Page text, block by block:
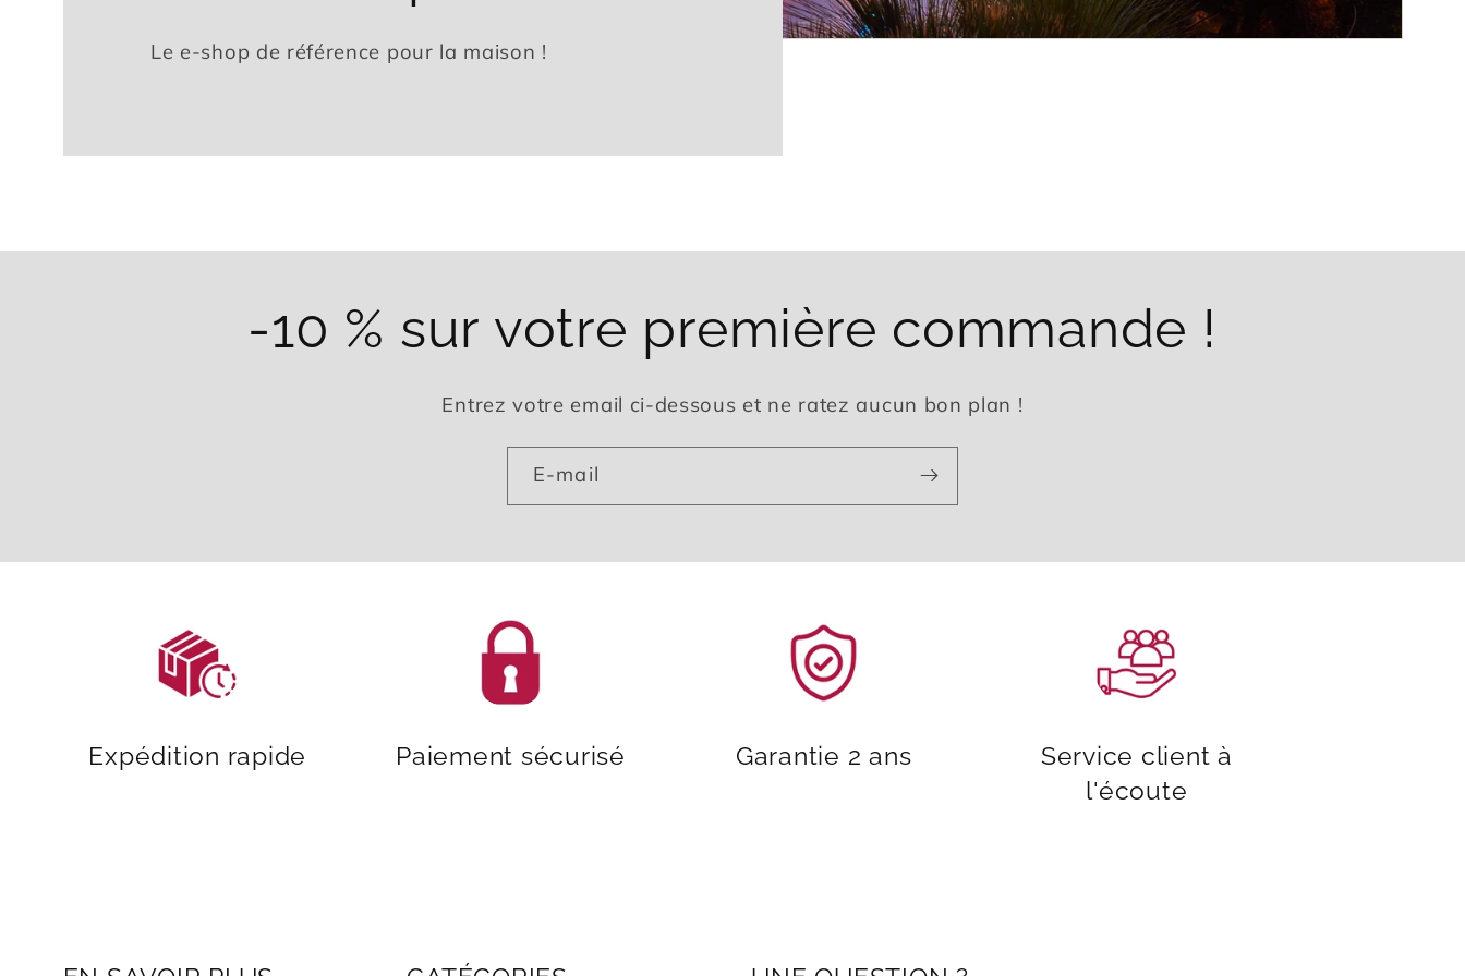
Le e-shop de référence pour la maison !
-10 % sur votre première commande !
Entrez votre email ci-dessous et ne ratez aucun bon plan !
E-mail
Expédition rapide Paiement sécurisé Garantie 2 ans
Service client à
l'écoute